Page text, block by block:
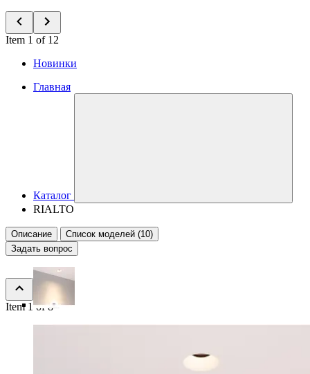
Item 1 of 12
Новинки
Главная
Каталог
RIALTO
Описание
Список моделей (10)
Задать вопрос
Item 1 of 8